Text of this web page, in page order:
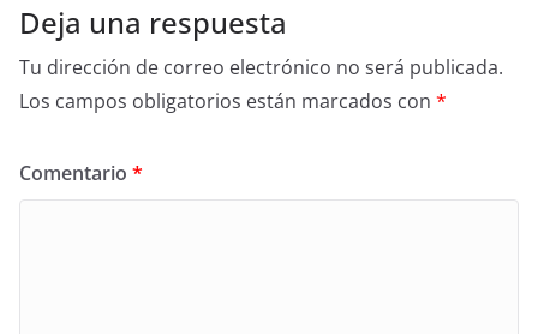
Deja una respuesta
Tu dirección de correo electrónico no será publicada.
Los campos obligatorios están marcados con *
Comentario *